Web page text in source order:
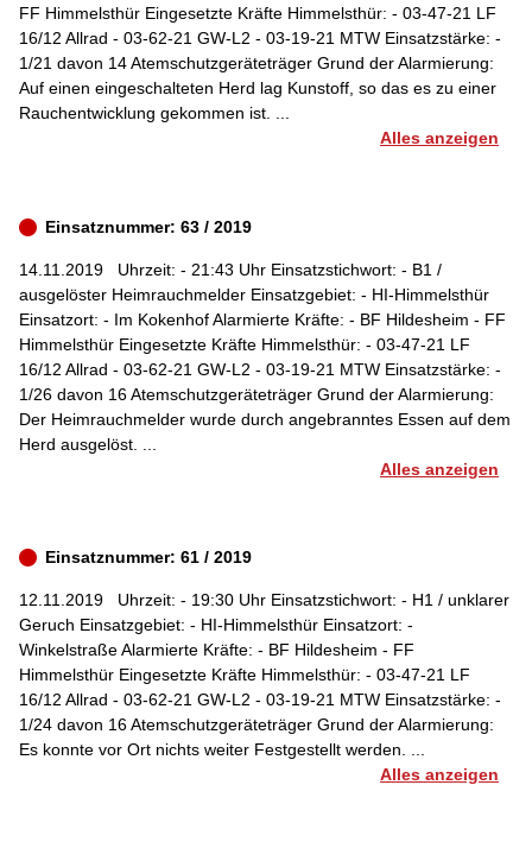
FF Himmelsthür Eingesetzte Kräfte Himmelsthür: - 03-47-21 LF
16/12 Allrad - 03-62-21 GW-L2 - 03-19-21 MTW Einsatzstärke: -
1/21 davon 14 Atemschutzgeräteträger Grund der Alarmierung:
Auf einen eingeschalteten Herd lag Kunstoff, so das es zu einer
Rauchentwicklung gekommen ist. ...
Alles anzeigen
Einsatznummer: 63 / 2019
14.11.2019 Uhrzeit: - 21:43 Uhr Einsatzstichwort: - B1 /
ausgelöster Heimrauchmelder Einsatzgebiet: - HI-Himmelsthür
Einsatzort: - Im Kokenhof Alarmierte Kräfte: - BF Hildesheim - FF
Himmelsthür Eingesetzte Kräfte Himmelsthür: - 03-47-21 LF
16/12 Allrad - 03-62-21 GW-L2 - 03-19-21 MTW Einsatzstärke: -
1/26 davon 16 Atemschutzgeräteträger Grund der Alarmierung:
Der Heimrauchmelder wurde durch angebranntes Essen auf dem
Herd ausgelöst. ...
Alles anzeigen
Einsatznummer: 61 / 2019
12.11.2019 Uhrzeit: - 19:30 Uhr Einsatzstichwort: - H1 / unklarer
Geruch Einsatzgebiet: - HI-Himmelsthür Einsatzort: -
Winkelstraße Alarmierte Kräfte: - BF Hildesheim - FF
Himmelsthür Eingesetzte Kräfte Himmelsthür: - 03-47-21 LF
16/12 Allrad - 03-62-21 GW-L2 - 03-19-21 MTW Einsatzstärke: -
1/24 davon 16 Atemschutzgeräteträger Grund der Alarmierung:
Es konnte vor Ort nichts weiter Festgestellt werden. ...
Alles anzeigen